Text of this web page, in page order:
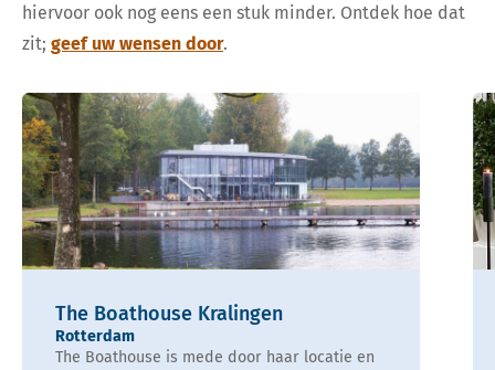
hiervoor ook nog eens een stuk minder. Ontdek hoe dat
zit; geef uw wensen door.
The Boathouse Kralingen
Rotterdam
The Boathouse is mede door haar locatie en